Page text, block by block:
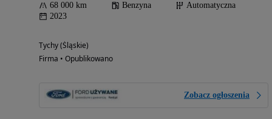
68 000 km Benzyna
Automatyczna
2023
Tychy (Śląskie)
Firma • Opublikowano
Zobacz ogłoszenia